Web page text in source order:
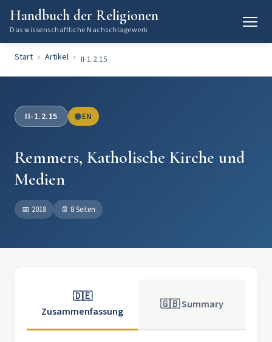
Handbuch der Religionen
Das wissenschaftliche Nachschlagewerk
Start Artikel II-1.2.15
II-1.2.15 🌐 EN
Remmers, Katholische Kirche und
Medien
📅 2018 📄 8 Seiten
🇩🇪
Zusammenfassung
🇬🇧 Summary